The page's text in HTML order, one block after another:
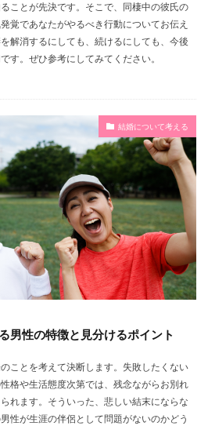
ことが先決です。そこで、同棲中の彼氏の
覚であなたがやるべき行動についてお伝え
解消するにしても、続けるにしても、今後
す。ぜひ参考にしてみてください。
結婚について考える
男性の特徴と見分けるポイント
ことを考えて決断します。失敗したくない
格や生活態度次第では、残念ながらお別れ
れます。そういった、悲しい結末にならな
性が生涯の伴侶として問題がないのかどう
証人 顔合わせ
黒
学歴 高い
飾り付け
飛ばす 風船 顔
重さ
結婚祝い
結婚相手
結婚報告 結婚
簡単
窓口 秋 緊張
祝辞
相談 相手
相場
男友達 結納 縁
言葉
親の気持ち 親
装花
苦しい 花束 花嫁
色
自宅
自分で
１０代 トラブル
ブーケ
バツイチ
パーティドレス
ネイビー
ドレス
ブライダル
ドタキャン